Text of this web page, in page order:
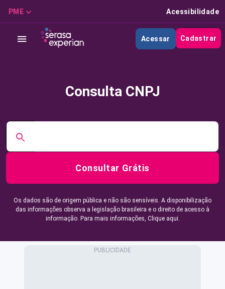
PME Acessibilidade
Acessar Cadastrar
Consulta CNPJ
Consultar Grátis
Os dados são de origem pública e não são sensíveis. A disponibilização
das informações observa a legislação brasileira e o direito de acesso à
informação. Para mais informações, Clique aqui.